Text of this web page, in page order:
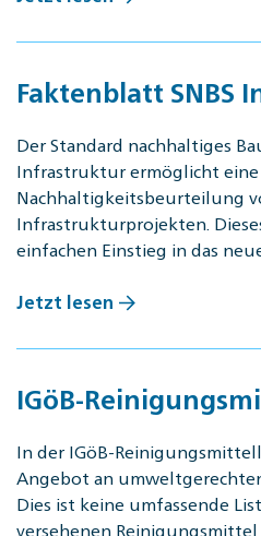
Faktenblatt SNBS
Der Standard nachhaltiges
Infrastruktur ermöglicht eine
Nachhaltigkeitsbeurteilung
Infrastrukturprojekten.
einfachen Einstieg in das
Jetzt lesen
IGöB-
In der IGöB-
Angebot an
Dies ist keine umfassende
versehenen Reinigungsmittel